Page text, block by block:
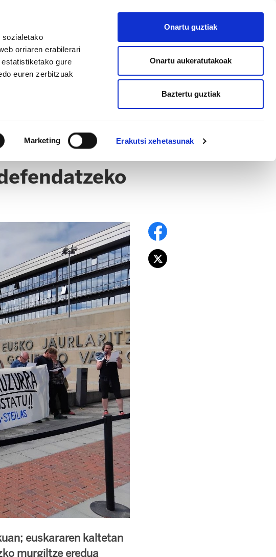
sozialetako
orriaren erabilerari
gure
euren zerbitzuak
Marketing Erakutsi xehetasunak
Onartu guztiak
Onartu aukeratutakoak
Baztertu guztiak
AFILIATU
euskararen kaltetan
murgiltze eredua